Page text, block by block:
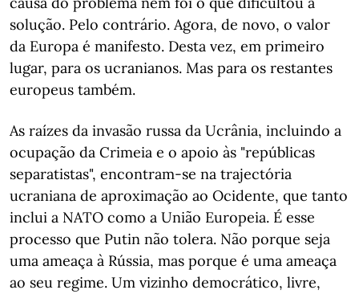
solução. Pelo contrário. Agora, de novo, o valor
da Europa é manifesto. Desta vez, em primeiro
lugar, para os ucranianos. Mas para os restantes
europeus também.
As raízes da invasão russa da Ucrânia, incluindo a
ocupação da Crimeia e o apoio às "repúblicas
separatistas", encontram-se na trajectória
ucraniana de aproximação ao Ocidente, que tanto
inclui a NATO como a União Europeia. É esse
processo que Putin não tolera. Não porque seja
uma ameaça à Rússia, mas porque é uma ameaça
ao seu regime. Um vizinho democrático, livre,